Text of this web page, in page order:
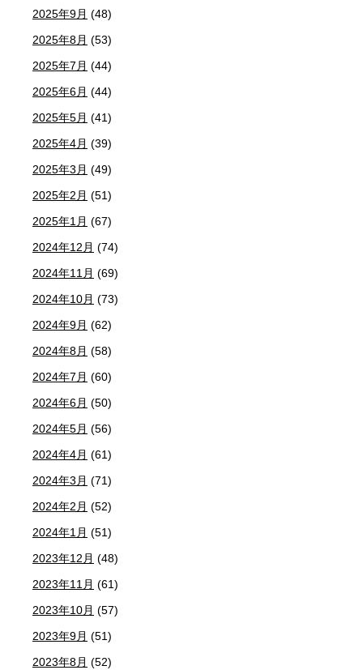
2025年9月 (48)
2025年8月 (53)
2025年7月 (44)
2025年6月 (44)
2025年5月 (41)
2025年4月 (39)
2025年3月 (49)
2025年2月 (51)
2025年1月 (67)
2024年12月 (74)
2024年11月 (69)
2024年10月 (73)
2024年9月 (62)
2024年8月 (58)
2024年7月 (60)
2024年6月 (50)
2024年5月 (56)
2024年4月 (61)
2024年3月 (71)
2024年2月 (52)
2024年1月 (51)
2023年12月 (48)
2023年11月 (61)
2023年10月 (57)
2023年9月 (51)
2023年8月 (52)